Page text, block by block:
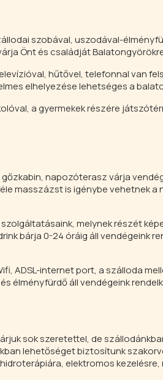
szobával, uszodával-
Önt és családját
hűtővel, telefonnal van
elhelyezése lehetséges a
a gyermekek részére
napozóterasz várja
masszázst is igénybe vehetnek a
melynek részét
bárja 0-24 óráig áll vendégeink
ADSL-internet port, a szálloda
élményfürdő áll vendégeink
sok szeretettel, de
lehetőséget biztosítunk
elektromos kezelésre,